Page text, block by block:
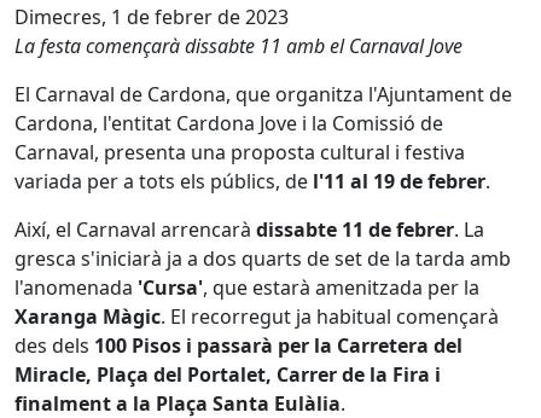
Dimecres, 1 de febrer de 2023
La festa començarà dissabte 11 amb el Carnaval Jove
El Carnaval de Cardona, que organitza l'Ajuntament de
Cardona, l'entitat Cardona Jove i la Comissió de
Carnaval, presenta una proposta cultural i festiva
variada per a tots els públics, de l'11 al 19 de febrer.
Així, el Carnaval arrencarà dissabte 11 de febrer. La
gresca s'iniciarà ja a dos quarts de set de la tarda amb
l'anomenada 'Cursa', que estarà amenitzada per la
Xaranga Màgic. El recorregut ja habitual començarà
des dels 100 Pisos i passarà per la Carretera del
Miracle, Plaça del Portalet, Carrer de la Fira i
finalment a la Plaça Santa Eulàlia.